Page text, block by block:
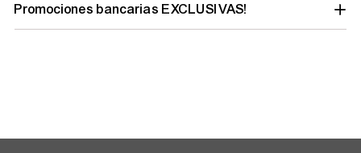
Promociones bancarias EXCLUSIVAS!